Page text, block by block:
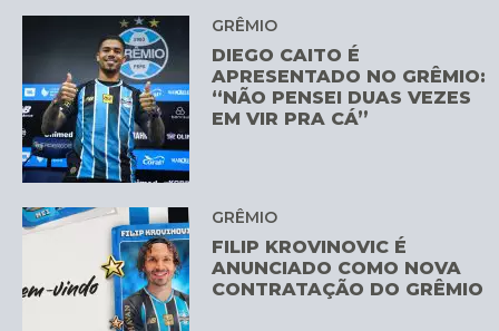
GRÊMIO
DIEGO CAITO É
APRESENTADO NO GRÊMIO:
“NÃO PENSEI DUAS VEZES
EM VIR PRA CÁ”
GRÊMIO
FILIP KROVINOVIC É
ANUNCIADO COMO NOVA
CONTRATAÇÃO DO GRÊMIO